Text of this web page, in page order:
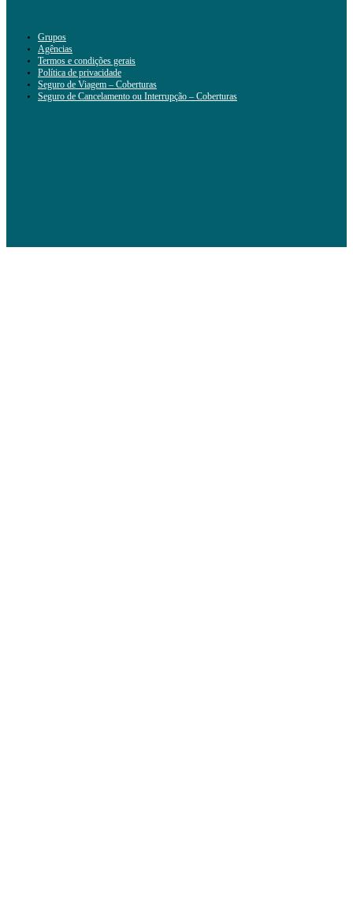
Grupos
Agências
Termos e condições gerais
Política de privacidade
Seguro de Viagem – Coberturas
Seguro de Cancelamento ou Interrupção – Coberturas